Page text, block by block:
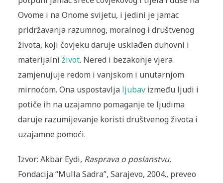
Ovome i na Onome svijetu, i jedini je jamac
pridržavanja razumnog, moralnog i društvenog
života, koji čovjeku daruje usklađen duhovni i
materijalni život. Nered i bezakonje vjera
zamjenujuje redom i vanjskom i unutarn­jom
mirnoćom. Ona uspostavlja ljubavizmeđu ljudi i
potiče ih na uzajamno pomaganje te ljudima
daruje razu­mijevanje koristi društvenog života i
uzajamne pomoći.
Izvor: Akbar Eydi, Rasprava o poslanstvu,
Fondacija “Mulla Sadra”, Sarajevo, 2004., preveo